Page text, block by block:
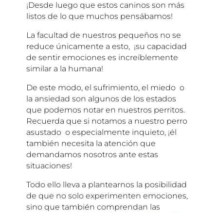
¡Desde luego que estos caninos son más
listos de lo que muchos pensábamos!
La facultad de nuestros pequeños no se
reduce únicamente a esto, ¡su capacidad
de sentir emociones es increíblemente
similar a la humana!
De este modo, el sufrimiento, el miedo o
la ansiedad son algunos de los estados
que podemos notar en nuestros perritos.
Recuerda que si notamos a nuestro perro
asustado o especialmente inquieto, ¡él
también necesita la atención que
demandamos nosotros ante estas
situaciones!
Todo ello lleva a plantearnos la posibilidad
de que no solo experimenten emociones,
sino que también comprendan las